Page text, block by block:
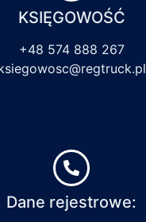
KSIĘGOWOŚĆ
+48 574 888 267
Dane rejestrowe: